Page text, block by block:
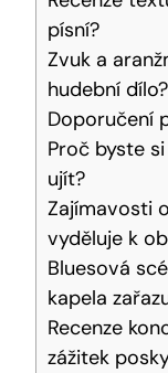
písní?
Zvuk a
hudební dílo?
Doporučení
Proč byste
ujít?
Zajímavosti
vyděluje k
Bluesová
kapela
Recenze
zážitek